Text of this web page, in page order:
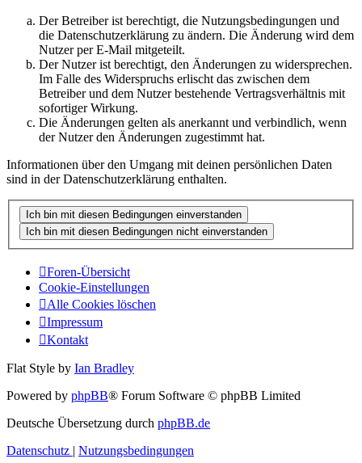
Der Betreiber ist berechtigt, die Nutzungsbedingungen und
die Datenschutzerklärung zu ändern. Die Änderung wird dem
Nutzer per E-Mail mitgeteilt.
Der Nutzer ist berechtigt, den Änderungen zu widersprechen.
Im Falle des Widerspruchs erlischt das zwischen dem
Betreiber und dem Nutzer bestehende Vertragsverhältnis mit
sofortiger Wirkung.
Die Änderungen gelten als anerkannt und verbindlich, wenn
der Nutzer den Änderungen zugestimmt hat.
Informationen über den Umgang mit deinen persönlichen Daten
sind in der Datenschutzerklärung enthalten.
Foren-Übersicht
Cookie-Einstellungen
Alle Cookies löschen
Impressum
Kontakt
Flat Style by Ian Bradley
Powered by phpBB® Forum Software © phpBB Limited
Deutsche Übersetzung durch phpBB.de
Datenschutz | Nutzungsbedingungen